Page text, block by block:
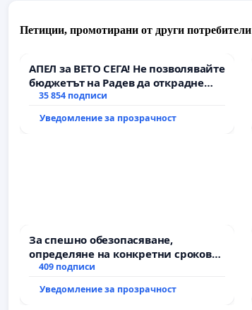
Петиции, промотирани от други потребители
АПЕЛ за ВЕТО СЕГА! Не позволявайте
бюджетът на Радев да открадне
парите и правата ни в тъмното
35 854 подписи
Уведомление за прозрачност
За спешно обезопасяване,
определяне на конкретни срокове
и извършване на цялостна
републиканския път между пътен
409 подписи
Уведомление за прозрачност